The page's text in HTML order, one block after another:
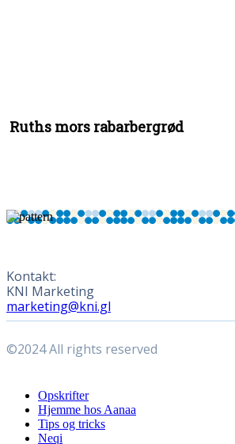
Ruths mors rabarbergrød
Kontakt:
KNI Marketing
marketing@kni.gl
©2024 All rights reserved
Close
Menu
Opskrifter
Hjemme hos Aanaa
Tips og tricks
Neqi